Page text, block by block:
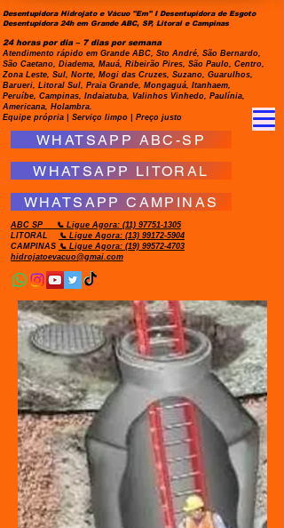
Desentupidora Hidrojato e Vácuo "Em" I Desentupidora de Esgoto
Desentupidora 24h em Grande ABC, SP, Litoral e Campinas
24 horas por dia – 7 dias por semana
Atendimento rápido em Grande ABC, Sto André, São Bernardo,
São Caetano, Diadema, Mauá, Ribeirão Pires, São Paulo, Centro,
Zona Leste, Sul, Norte, Mogi das Cruzes, Suzano, Guarulhos,
Barueri, Litoral Sul, Praia Grande, Mongaguá, Itanhaem,
Peruíbe, Campinas, Indaiatuba, Valinhos Vinhedo, Paulínia,
Americana, Holambra.
Equipe própria | Serviço limpo | Preço justo
WHATSAPP ABC-SP
WHATSAPP LITORAL
WHATSAPP CAMPINAS
ABC SP 📞 Ligue Agora: (11) 97751-1305
LITORAL
📞 Ligue Agora: (13) 99172-5904
CAMPINAS 📞 Ligue Agora: (19) 99572-4703
hidrojatoevacuo@gmai.com